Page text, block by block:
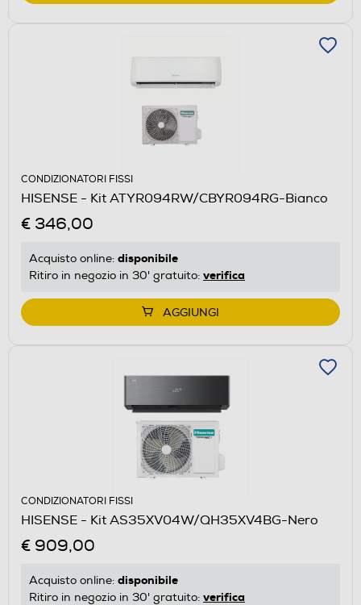
CONDIZIONATORI FISSI
HISENSE - Kit ATYR094RW/CBYR094RG-Bianco
€ 346,00
Acquisto online: disponibile
Ritiro in negozio in 30' gratuito: verifica
AGGIUNGI
CONDIZIONATORI FISSI
HISENSE - Kit AS35XV04W/QH35XV4BG-Nero
€ 909,00
Acquisto online: disponibile
Ritiro in negozio in 30' gratuito: verifica